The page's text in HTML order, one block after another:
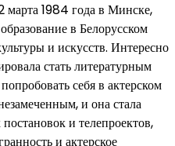
марта 1984 года в Минске,
в Белорусском
и искусств. Интересно
стать литературным
себя в актерском
и она стала
и телепроектов,
и актерское